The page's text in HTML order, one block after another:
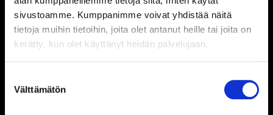
sivustoamme. Kumppanimme voivat yhdistää näitä
tietoja muihin tietoihin, joita olet antanut heille tai joita on
kerätty, kun olet käyttänyt heidän palvelujaan.
valinta
Välttämätön
TILASTOT
TILASTOIHIN